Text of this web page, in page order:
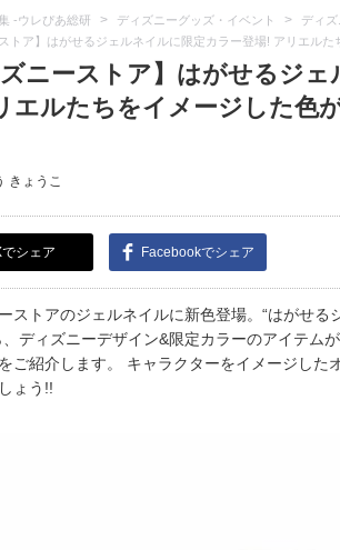
-ウレぴあ総研 > ディズニーグッズ・イベント > ディ
ストア】はがせるジェルネイルに限定カラー登場! アリエル
ズニーストア】はがせるジ
エルたちをイメージした色
きょうこ
シェア Facebookでシェア
ストアのジェルネイルに新色登場。“はがせる
ディズニーデザイン&限定カラーのアイテム
ご紹介します。 キャラクターをイメージした
ょう!!